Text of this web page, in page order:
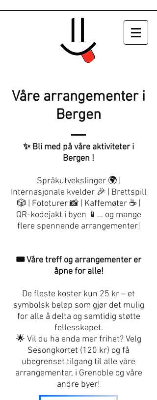
Våre arrangementer i
Bergen
✨ Bli med på våre aktiviteter i
Bergen !
Språkutvekslinger 🌍 |
Internasjonale kvelder 🎉 | Brettspill
🎲 | Fototurer 📸 | Kaffemøter ☕ |
QR-kodejakt i byen 📱… og mange
flere spennende arrangementer!
🎟️ Våre treff og arrangementer er
åpne for alle!
De fleste koster kun 25 kr – et
symbolsk beløp som gjør det mulig
for alle å delta og samtidig støtte
fellesskapet.
🌟 Vil du ha enda mer frihet? Velg
Sesongkortet (120 kr) og få
ubegrenset tilgang til alle våre
arrangementer, i Grenoble og våre
andre byer!